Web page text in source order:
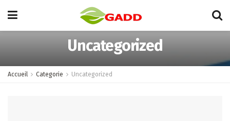
Uncategorized
Accueil Categorie Uncategorized